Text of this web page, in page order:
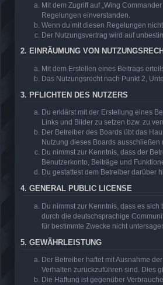
Mit dem Zugriff auf „Wing
Regelungen einverstanden.
Wenn du mit diesen Regelungen
Der Nutzungsvertrag wird auf
2. EINRÄUMUNG VON
Mit dem Erstellen eines Beitrags
Das Nutzungsrecht nach Punkt 2,
3. PFLICHTEN DES NUTZERS
Du erklärst mit der Erstellung eines
Links und Bilder zu setzen bzw. zu
Der Betreiber des Boards übt das
Nutzung dieses Boards
Du nimmst zur Kenntnis, dass der
Benutzerkonto, Beiträge und
Du gestattest dem Betreiber darüber
4. GENERAL PUBLIC LICENSE
Du nimmst zur Kenntnis, dass es sich
durch die deutschsprachige
für bestimmte Zwecke nicht
5. GEWÄHRLEISTUNG
Der Betreiber haftet mit Ausnahme
Verhalten zurückzuführen sind. Dies
Die Haftung ist gegenüber